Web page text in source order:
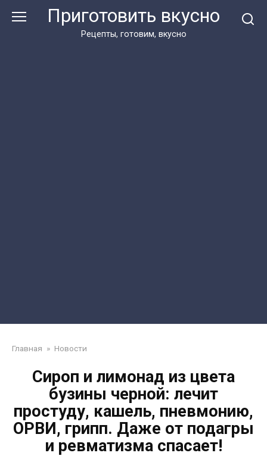
Приготовить вкусно
Рецепты, готовим, вкусно
Главная » Новости
Сироп и лимонад из цвета
бузины черной: лечит
простуду, кашель, пневмонию,
ОРВИ, грипп. Даже от подагры
и ревматизма спасает!